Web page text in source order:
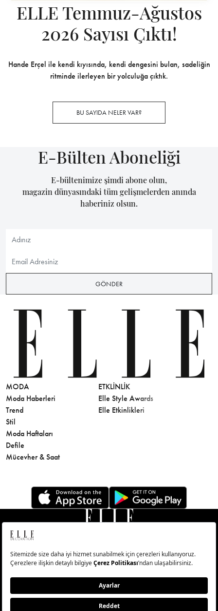
ELLE Temmuz-Ağustos
2026 Sayısı Çıktı!
Hande Erçel ile kendi kıyısında, kendi dengesini bulan, sadeliğin
ritminde ilerleyen bir yolculuğa çıktık.
BU SAYIDA NELER VAR?
E-Bülten Aboneliği
E-bültenimize şimdi abone olun,
magazin dünyasındaki tüm gelişmelerden anında
haberiniz olsun.
GÖNDER
MODA
Moda Haberleri
Trend
Stil
Moda Haftaları
Defile
Mücevher & Saat
ETKLINLIK
Elle Style Awards
Elle Etkinlikleri
© Big Medya Teknoloji A.Ş. Altunizade Mahallesi Kuşbakışı
Caddesi No:27/1 Üsküdar/İstanbul
Aydınlatma Metni